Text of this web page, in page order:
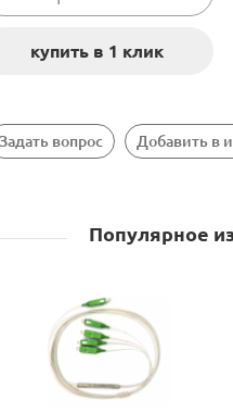
Задать вопрос Добавить в
Популярное